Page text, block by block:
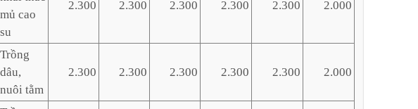
mủ cao
su
2.300 2.300 2.300 2.300 2.300 2.000
Trồng
dâu,
nuôi tằm
2.300 2.300 2.300 2.300 2.300 2.000